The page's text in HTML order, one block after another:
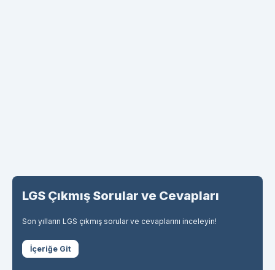
LGS Çıkmış Sorular ve Cevapları
Son yılların LGS çıkmış sorular ve cevaplarını inceleyin!
İçeriğe Git